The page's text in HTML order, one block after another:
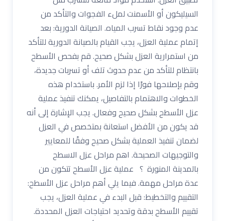
السيليكون أو الأسمنت لملء الفجوات والتأكد من
عدم وجود نقاط تسرب المياه. الصيانة الدورية: بعد
إتمام عملية العزل، يجب القيام بالصيانة الدورية للتأكد
من استمرارية العزل بشكل صحيح. قم بفحص الأسطح
بانتظام للتأكد من عدم حدوث تلف أو تسربات جديدة،
وقم بإصلاحها فورًا إذا لزم الأمر. باستخدام هذه
الخطوات والاهتمام بالتفاصيل، يمكنك تنفيذ عملية
عزل الأسطح بشكل صحيح وفعال. يجب الإشارة إلى أنه
قد يكون من الأفضل استعانة بمتخصص في العزل
لضمان تنفيذ العملية بشكل صحيح وفقًا للمعايير
والتوجيهات الصحيحة. اهم مراحل عزل الاسطح
بالمدينة المنورة ؟ عملية عزل الأسطح تتكون من
عدة مراحل مهمة. فيما يلي أهم مراحل عزل الأسطح:
التقييم والتخطيط: قبل البدء في عملية العزل، يجب
تقييم الأسطح بدقة وتحديد احتياجات العزل المحددة.